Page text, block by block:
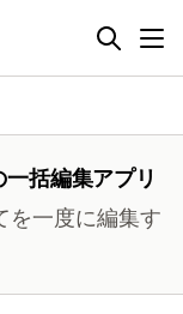
括編集アプリ
を一度に編集す